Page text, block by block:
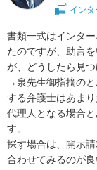
イン
書類一式はインタ
たのですが、助言
が、どうしたら見
→泉先生御指摘の
する弁護士はあま
代理人となる場合
す。
探す場合は、開示
合わせてみるのが良